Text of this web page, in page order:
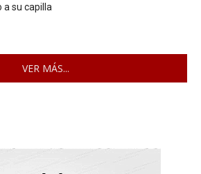
a su capilla
VER MÁS...